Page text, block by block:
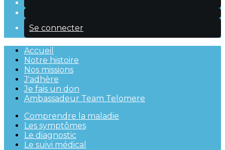
Se connecter
Accueil
Notre histoire
Nos missions
J'adhère
Je fais un don
Ambassadeur Team Telomere
Comprendre la maladie
Les symptômes
Le diagnostic
Le suivi médical